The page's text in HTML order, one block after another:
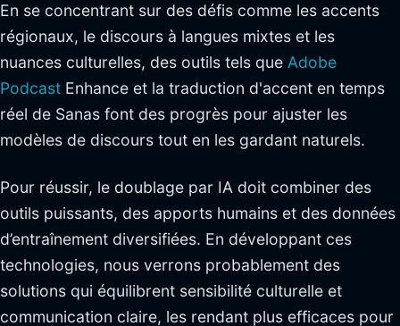
En se concentrant sur des défis comme les accents
régionaux, le discours à langues mixtes et les
nuances culturelles, des outils tels que Adobe
Podcast Enhance et la traduction d'accent en temps
réel de Sanas font des progrès pour ajuster les
modèles de discours tout en les gardant naturels.
Pour réussir, le doublage par IA doit combiner des
outils puissants, des apports humains et des données
d’entraînement diversifiées. En développant ces
technologies, nous verrons probablement des
solutions qui équilibrent sensibilité culturelle et
communication claire, les rendant plus efficaces pour